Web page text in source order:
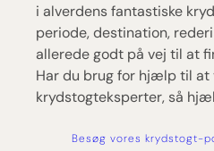
i alverdens fantastiske
periode, destination,
allerede godt på vej til at
Har du brug for hjælp til at
krydstogteksperter, så
Besøg vores krydstogt-